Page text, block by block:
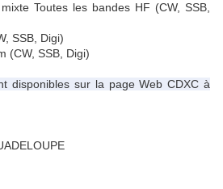
Toutes les bandes HF (CW, SSB,
SSB, Digi)
(CW, SSB, Digi)
disponibles sur la page Web CDXC à